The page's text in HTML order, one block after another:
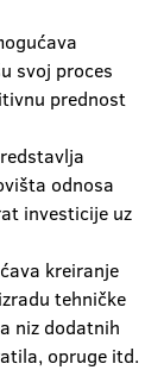
svoj proces
prednost
odnosa
investicije uz
kreiranje
tehničke
niz dodatnih
opruge itd.